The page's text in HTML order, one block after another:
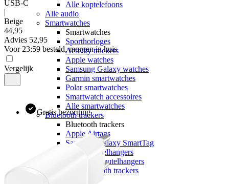
Alle koptelefoons
Alle audio
Smartwatches
Smartwatches
Sporthorloges
Activity trackers
Apple watches
Samsung Galaxy watches
Garmin smartwatches
Polar smartwatches
Smartwatch accessoires
Alle smartwatches
Bluetooth trackers
Bluetooth trackers
Apple Airtags
Samsung Galaxy SmartTag
Airtag sleutelhangers
SmartTag sleutelhangers
Alle bluetooth trackers
USB-C
|
Beige
44,95
Advies 52,95
Voor 23:59 besteld, morgen in huis
Vergelijk
Gratis bezorging